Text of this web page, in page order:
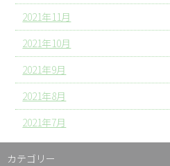
2021年11月
2021年10月
2021年9月
2021年8月
2021年7月
カテゴリー